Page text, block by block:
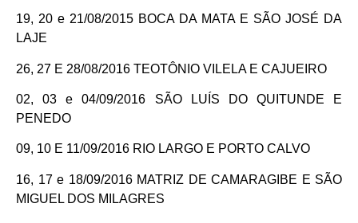
19, 20 e 21/08/2015 BOCA DA MATA E SÃO JOSÉ DA
LAJE
26, 27 E 28/08/2016 TEOTÔNIO VILELA E CAJUEIRO
02, 03 e 04/09/2016 SÃO LUÍS DO QUITUNDE E
PENEDO
09, 10 E 11/09/2016 RIO LARGO E PORTO CALVO
16, 17 e 18/09/2016 MATRIZ DE CAMARAGIBE E SÃO
MIGUEL DOS MILAGRES